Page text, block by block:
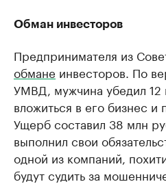
Обман инвесторов
Предпринимателя из
обмане инвесторов. По
УМВД, мужчина убедил 12
вложиться в его бизнес и
Ущерб составил 38 млн
выполнил свои
одной из компаний,
будут судить за